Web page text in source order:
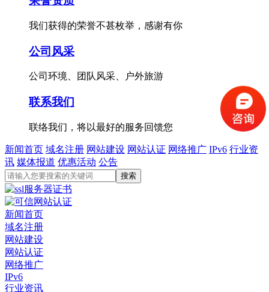
我们获得的荣誉不甚枚举，感谢有你
公司风采
公司环境、团队风采、户外旅游
联系我们
联络我们，将以最好的服务回馈您
新闻首页 域名注册 网站建设 网站认证 网络推广 IPv6 行业资
讯 媒体报道 优惠活动 公告
新闻首页
域名注册
网站建设
网站认证
网络推广
IPv6
行业资讯